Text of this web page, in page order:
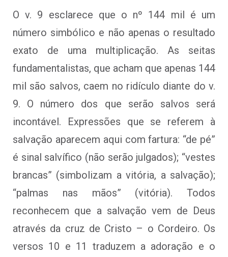
O v. 9 esclarece que o nº 144 mil é um
número simbólico e não apenas o resultado
exato de uma multiplicação. As seitas
fundamentalistas, que acham que apenas 144
mil são salvos, caem no ridículo diante do v.
9. O número dos que serão salvos será
incontável. Expressões que se referem à
salvação aparecem aqui com fartura: “de pé”
é sinal salvífico (não serão julgados); “vestes
brancas” (simbolizam a vitória, a salvação);
“palmas nas mãos” (vitória). Todos
reconhecem que a salvação vem de Deus
através da cruz de Cristo – o Cordeiro. Os
versos 10 e 11 traduzem a adoração e o